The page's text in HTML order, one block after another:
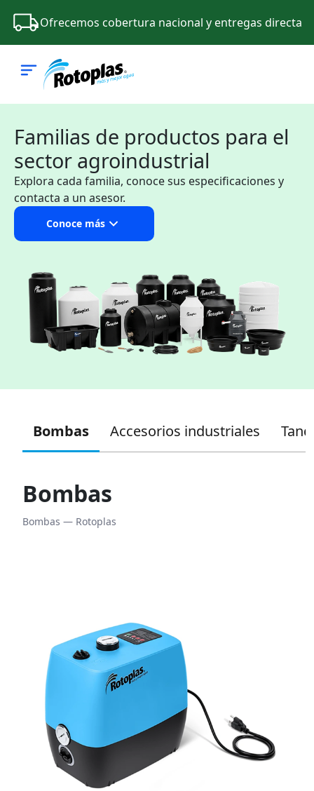
Ofrecemos cobertura nacional y entregas directa
Nuestros productos
Blog
Quiero cotizar
Familias de productos para el
sector agroindustrial
Explora cada familia, conoce sus especificaciones y
contacta a un asesor.
Conoce más
Bombas Accesorios industriales
Bombas
Bombas — Rotoplas